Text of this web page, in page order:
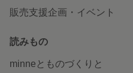
販売支援企画・イベント
読みもの
minneとものづくりと